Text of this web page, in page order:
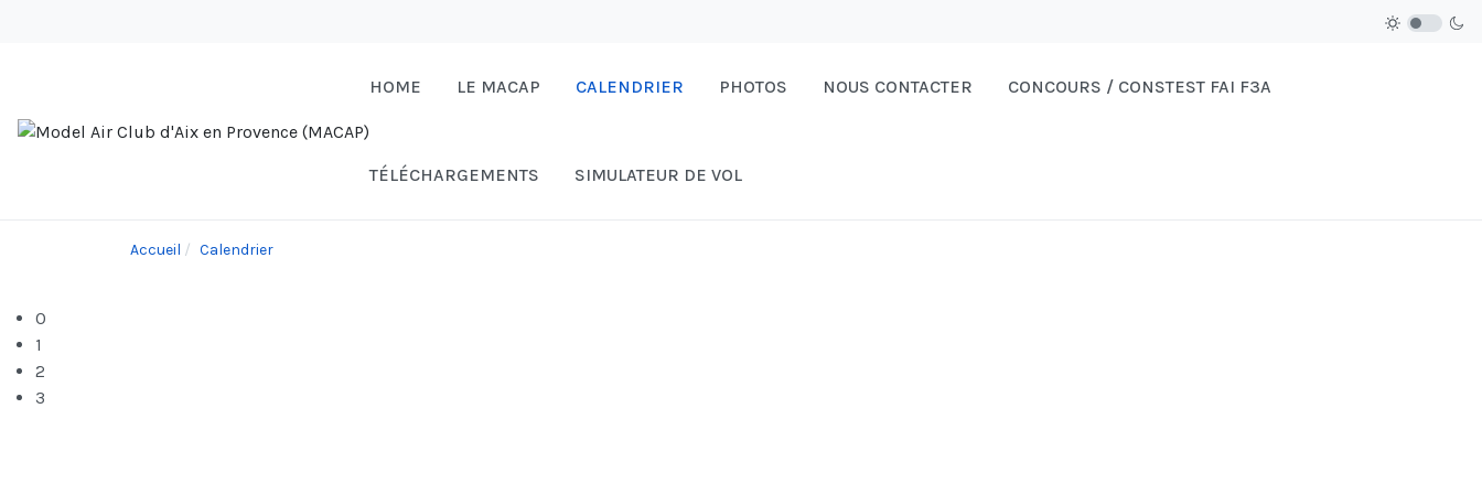
HOME LE MACAP CALENDRIER PHOTOS NOUS CONTACTER CONCOURS / CONSTEST FAI F3A
TÉLÉCHARGEMENTS SIMULATEUR DE VOL
Accueil Calendrier
0
1
2
3